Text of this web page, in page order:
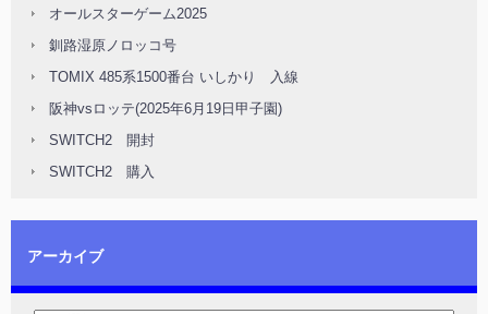
オールスターゲーム2025
釧路湿原ノロッコ号
TOMIX 485系1500番台 いしかり 入線
阪神vsロッテ(2025年6月19日甲子園)
SWITCH2 開封
SWITCH2 購入
アーカイブ